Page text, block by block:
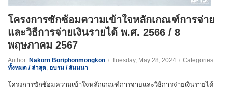
โครงการซักซ้อมความเข้าใจหลักเกณฑ์การจ่าย
และวิธีการจ่ายเงินรายได้ พ.ศ. 2566 / 8
พฤษภาคม 2567
Author: Nakorn Boriphonmongkon / Tuesday, May 28, 2024 / Categories:
ทั้งหมด / ล่าสุด, อบรม / สัมมนา
โครงการซักซ้อมความเข้าใจหลักเกณฑ์การจ่ายและวิธีการจ่ายเงินรายได้